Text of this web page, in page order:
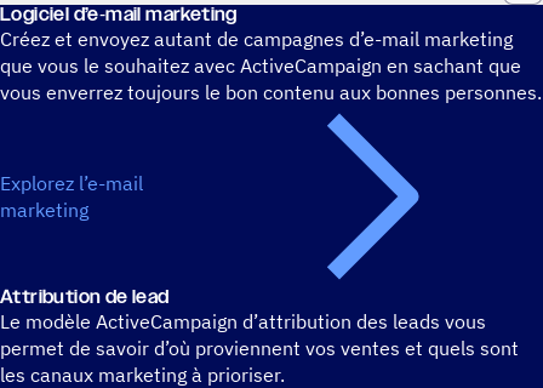
Logi­ciel d’e‑mail marketing
Créez et envoyez autant de campagnes d’e-mail marketing
que vous le souhaitez avec ActiveCampaign en sachant que
vous enverrez toujours le bon contenu aux bonnes personnes.
Explorez l’e-mail
marketing
Attri­bu­tion de lead
Le modèle ActiveCampaign d’attribution des leads vous
permet de savoir d’où proviennent vos ventes et quels sont
les canaux marketing à prioriser.